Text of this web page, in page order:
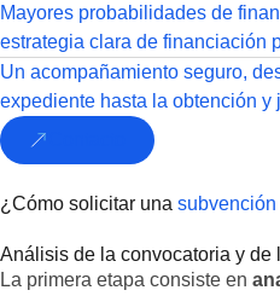
Mayores probabilidades de
estrategia clara de financiación
Un acompañamiento seguro,
expediente hasta la obtención
¿Cómo solicitar una
Análisis de la convocatoria y de
La primera etapa consiste en